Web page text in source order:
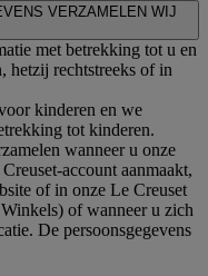
VERZAMELEN WIJ
met betrekking tot u en
hetzij rechtstreeks of in
kinderen en we
tot kinderen.
wanneer u onze
account aanmaakt,
of in onze Le Creuset
of wanneer u zich
De persoonsgegevens